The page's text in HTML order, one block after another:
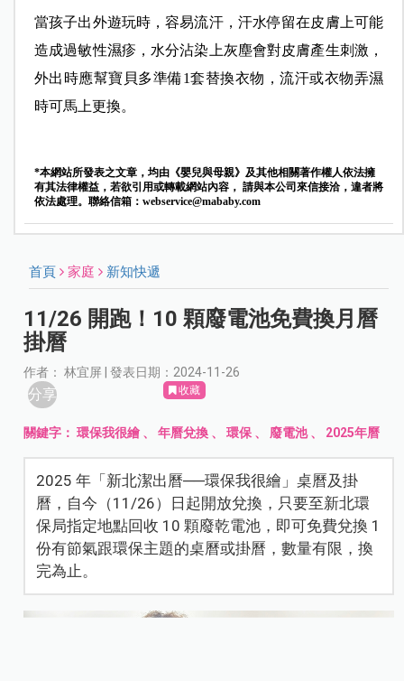
當孩子出外遊玩時，容易流汗，汗水停留在皮膚上可能
造成過敏性濕疹，水分沾染上灰塵會對皮膚產生刺激，
外出時應幫寶貝多準備1套替換衣物，流汗或衣物弄濕
時可馬上更換。
*本網站所發表之文章，均由《嬰兒與母親》及其他相關著作權人依法擁
有其法律權益，若欲引用或轉載網站內容， 請與本公司來信接洽，違者將
依法處理。聯絡信箱： webservice@mababy.com
首頁 家庭 新知快遞
11/26 開跑！10 顆廢電池免費換月曆
掛曆
作者： 林宜屏 | 發表日期：2024-11-26
分享 收藏
關鍵字：環保我很繪 、年曆兌換 、環保 、 廢電池、 2025年曆
2025 年「新北潔出曆──環保我很繪」桌曆及掛
曆，自今（11/26）日起開放兌換，只要至新北環
保局指定地點回收 10 顆廢乾電池，即可免費兌換 1
份有節氣跟環保主題的桌曆或掛曆，數量有限，換
完為止。